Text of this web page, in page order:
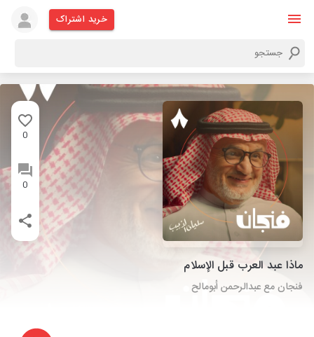
خرید اشتراک
0
0
ماذا عبد العرب قبل الإسلام
فنجان مع عبدالرحمن أبومالح